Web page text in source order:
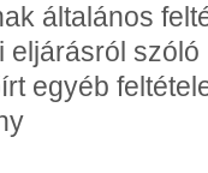
általános
szóló
egyéb